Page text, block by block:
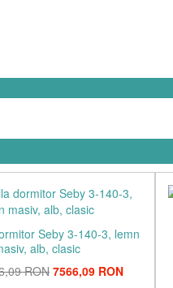
Seby 3-140-3, lemn
alb, clasic
RON 7566,09 RON